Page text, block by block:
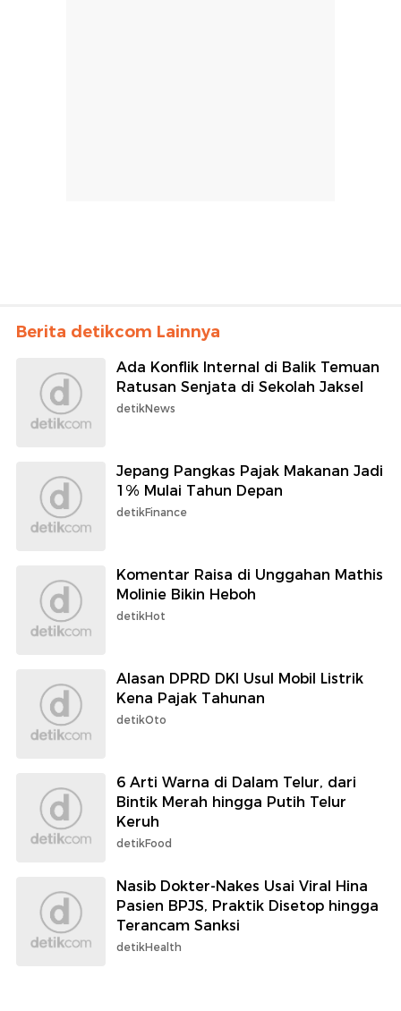
Berita detikcom Lainnya
Ada Konflik Internal di Balik Temuan
Ratusan Senjata di Sekolah Jaksel
detikNews
Jepang Pangkas Pajak Makanan Jadi
1% Mulai Tahun Depan
detikFinance
Komentar Raisa di Unggahan Mathis
Molinie Bikin Heboh
detikHot
Alasan DPRD DKI Usul Mobil Listrik
Kena Pajak Tahunan
detikOto
6 Arti Warna di Dalam Telur, dari
Bintik Merah hingga Putih Telur
Keruh
detikFood
Nasib Dokter-Nakes Usai Viral Hina
Pasien BPJS, Praktik Disetop hingga
Terancam Sanksi
detikHealth